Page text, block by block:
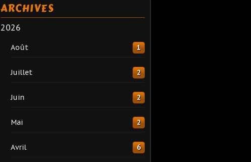
ARCHIVES
2026
Août 1
Juillet 2
Juin 2
Mai 2
Avril 6